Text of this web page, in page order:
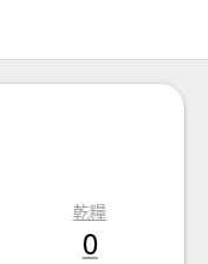
乾糧
0